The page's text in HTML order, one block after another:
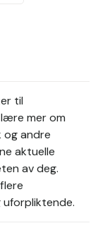
til
mer om
og andre
aktuelle
av deg.